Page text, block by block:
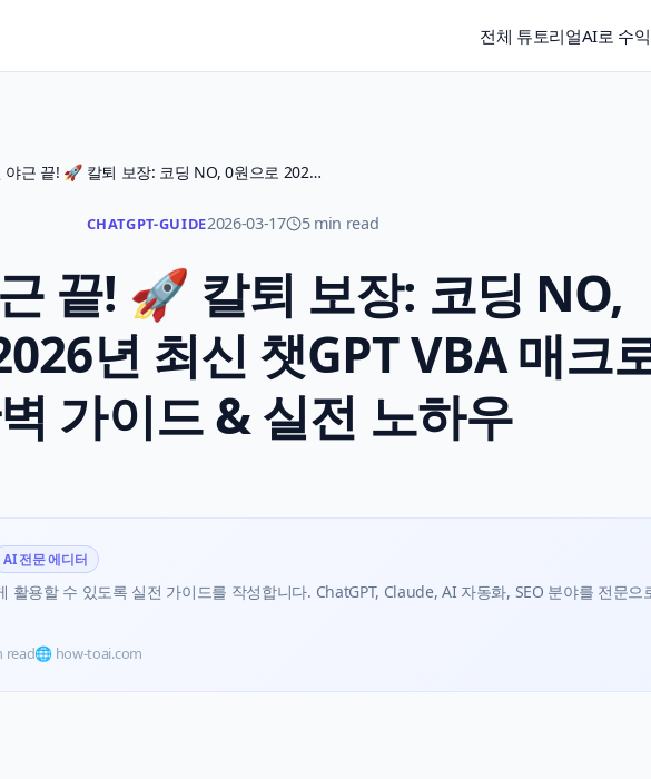
전체 튜토리얼AI로 수
엑셀 야근 끝! 🚀 칼퇴 보장: 코딩 NO, 0원으로 2026년 최신 챗GPT VBA 매크로 완벽 가이드 & 실전 노하우
CHATGPT-GUIDE2026-03-17 5 min read
끝! 🚀 칼퇴 보장: 코딩 NO,
년 최신 챗GPT VBA 매크
가이드 & 실전 노하우
AI 전문 에디터
활용할 수 있도록 실전 가이드를 작성합니다. ChatGPT, Claude, AI 자동화, SEO 분야를 전문으
read🌐 how-toai.com